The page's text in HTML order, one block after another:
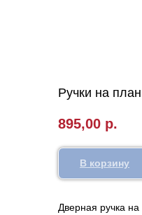
Ручки на
895,00 р.
В корзину
Дверная ручка